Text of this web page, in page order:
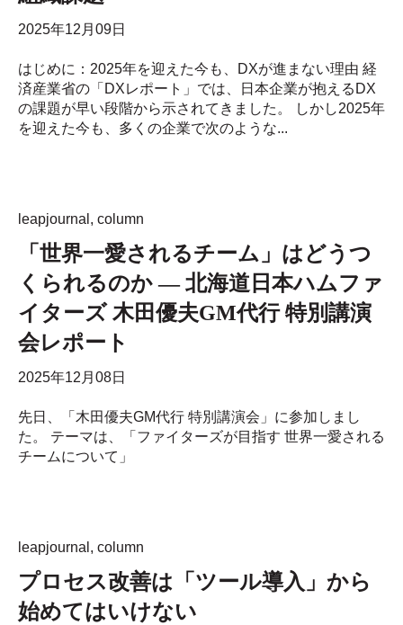
2025年12月09日
はじめに：2025年を迎えた今も、DXが進まない理由 経
済産業省の「DXレポート」では、日本企業が抱えるDX
の課題が早い段階から示されてきました。 しかし2025年
を迎えた今も、多くの企業で次のような...
leapjournal , column
「世界一愛されるチーム」はどうつ
くられるのか ― 北海道日本ハムファ
イターズ 木田優夫GM代行 特別講演
会レポート
2025年12月08日
先日、「木田優夫GM代行 特別講演会」に参加しまし
た。 テーマは、「ファイターズが目指す 世界一愛される
チームについて」
leapjournal , column
プロセス改善は「ツール導入」から
始めてはいけない